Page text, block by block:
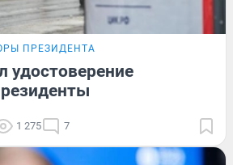
ПРЕЗИДЕНТА
удостоверение
1 275 7